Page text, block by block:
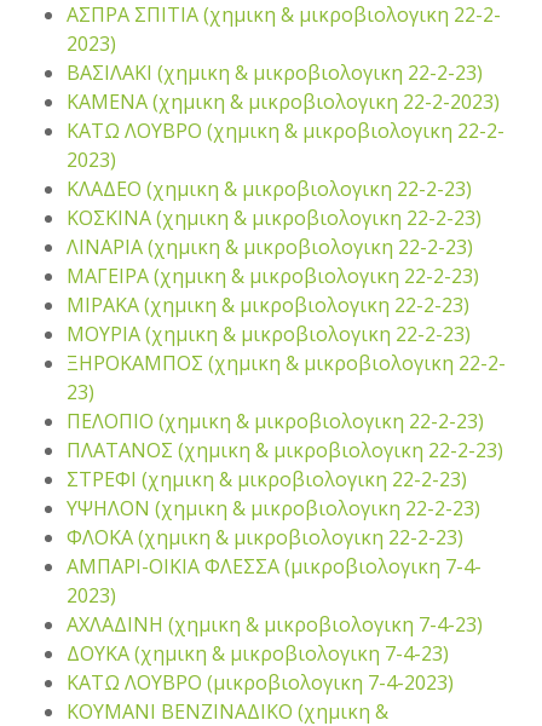
ΑΣΠΡΑ ΣΠΙΤΙΑ (χημικη & μικροβιολογικη 22-2-
2023)
ΒΑΣΙΛΑΚΙ (χημικη & μικροβιολογικη 22-2-23)
ΚΑΜΕΝΑ (χημικη & μικροβιολογικη 22-2-2023)
ΚΑΤΩ ΛΟΥΒΡΟ (χημικη & μικροβιολογικη 22-2-
2023)
ΚΛΑΔΕΟ (χημικη & μικροβιολογικη 22-2-23)
ΚΟΣΚΙΝΑ (χημικη & μικροβιολογικη 22-2-23)
ΛΙΝΑΡΙΑ (χημικη & μικροβιολογικη 22-2-23)
ΜΑΓΕΙΡΑ (χημικη & μικροβιολογικη 22-2-23)
ΜΙΡΑΚΑ (χημικη & μικροβιολογικη 22-2-23)
ΜΟΥΡΙΑ (χημικη & μικροβιολογικη 22-2-23)
ΞΗΡΟΚΑΜΠΟΣ (χημικη & μικροβιολογικη 22-2-
23)
ΠΕΛΟΠΙΟ (χημικη & μικροβιολογικη 22-2-23)
ΠΛΑΤΑΝΟΣ (χημικη & μικροβιολογικη 22-2-23)
ΣΤΡΕΦΙ (χημικη & μικροβιολογικη 22-2-23)
ΥΨΗΛΟΝ (χημικη & μικροβιολογικη 22-2-23)
ΦΛΟΚΑ (χημικη & μικροβιολογικη 22-2-23)
ΑΜΠΑΡΙ-ΟΙΚΙΑ ΦΛΕΣΣΑ (μικροβιολογικη 7-4-
2023)
ΑΧΛΑΔΙΝΗ (χημικη & μικροβιολογικη 7-4-23)
ΔΟΥΚΑ (χημικη & μικροβιολογικη 7-4-23)
ΚΑΤΩ ΛΟΥΒΡΟ (μικροβιολογικη 7-4-2023)
ΚΟΥΜΑΝΙ ΒΕΝΖΙΝΑΔΙΚΟ (χημικη &